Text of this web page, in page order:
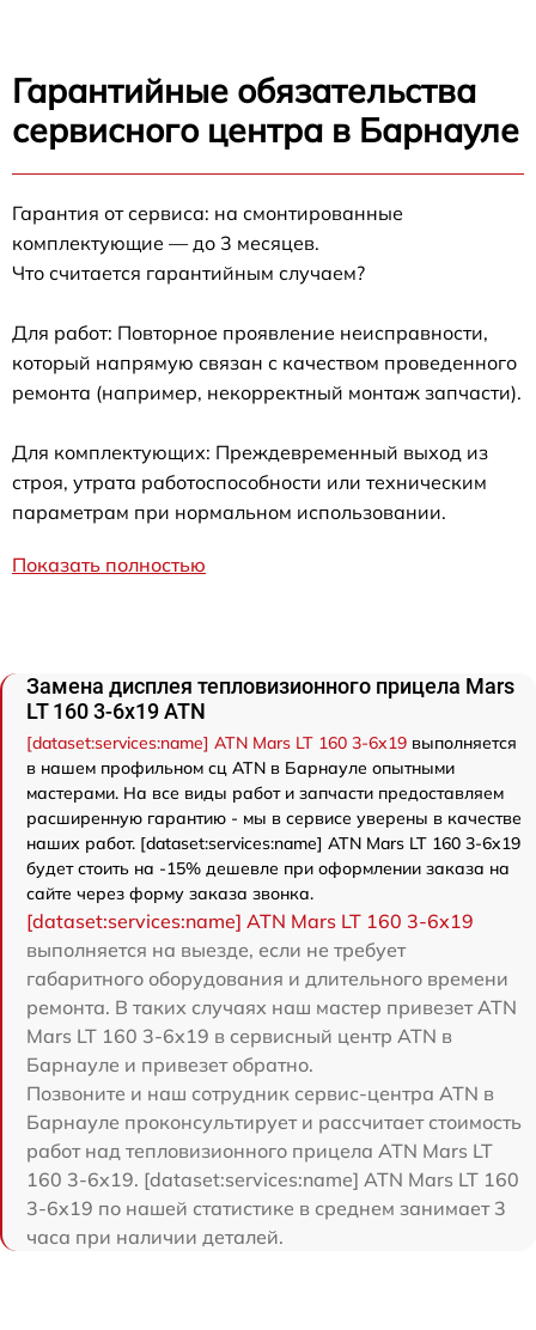
Гарантийные обязательства
сервисного центра в Барнауле
Гарантия от сервиса: на смонтированные
комплектующие — до 3 месяцев.
Что считается гарантийным случаем?
Для работ: Повторное проявление неисправности,
который напрямую связан с качеством проведенного
ремонта (например, некорректный монтаж запчасти).
Для комплектующих: Преждевременный выход из
строя, утрата работоспособности или техническим
параметрам при нормальном использовании.
Показать полностью
Замена дисплея тепловизионного прицела Mars
LT 160 3-6x19 ATN
[dataset:services:name] ATN Mars LT 160 3-6x19 выполняется
в нашем профильном сц ATN в Барнауле опытными
мастерами. На все виды работ и запчасти предоставляем
расширенную гарантию - мы в сервисе уверены в качестве
наших работ. [dataset:services:name] ATN Mars LT 160 3-6x19
будет стоить на -15% дешевле при оформлении заказа на
сайте через форму заказа звонка.
[dataset:services:name] ATN Mars LT 160 3-6x19
выполняется на выезде, если не требует
габаритного оборудования и длительного времени
ремонта. В таких случаях наш мастер привезет ATN
Mars LT 160 3-6x19 в сервисный центр ATN в
Барнауле и привезет обратно.
Позвоните и наш сотрудник сервис-центра ATN в
Барнауле проконсультирует и рассчитает стоимость
работ над тепловизионного прицела ATN Mars LT
160 3-6x19. [dataset:services:name] ATN Mars LT 160
3-6x19 по нашей статистике в среднем занимает 3
часа при наличии деталей.